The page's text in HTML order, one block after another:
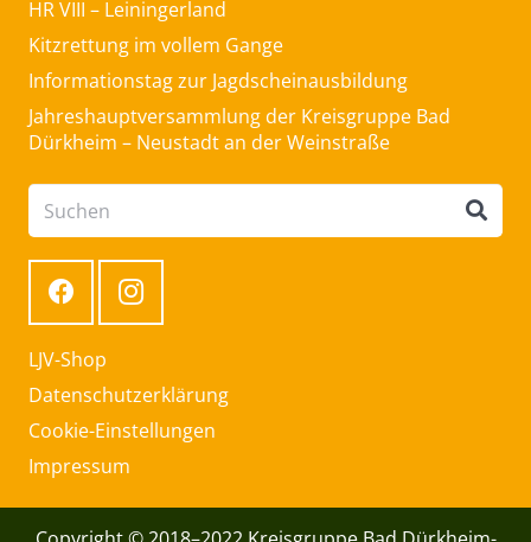
HR VIII – Leiningerland
Kitzrettung im vollem Gange
Informationstag zur Jagdscheinausbildung
Jahreshauptversammlung der Kreisgruppe Bad
Dürkheim – Neustadt an der Weinstraße
LJV-Shop
Datenschutzerklärung
Cookie-Einstellungen
Impressum